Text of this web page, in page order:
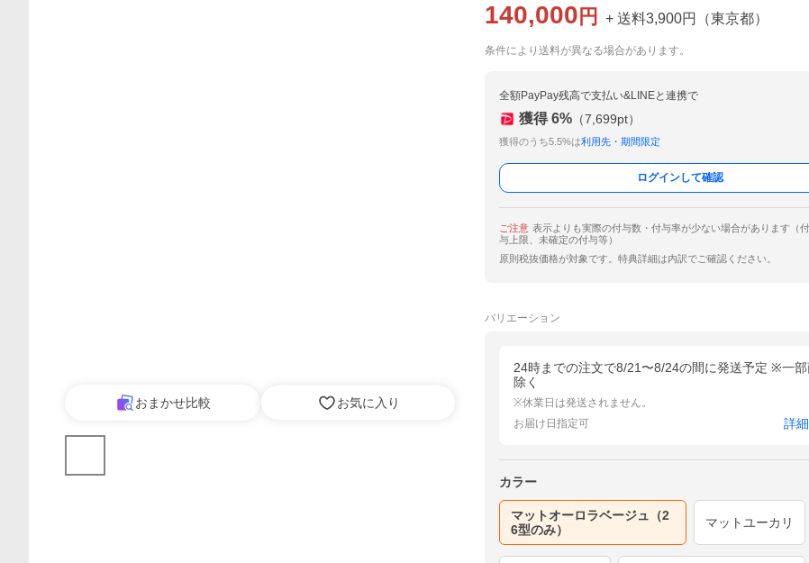
おまかせ比較 お気に入り
140,000 円 + 送料3,900円 （東京都）
条件により送料が異なる場合があります。
全額PayPay残高で支払い&LINEと連携で
獲得 6% （7,699pt）
獲得のうち5.5%は利用先・期間限定
ログインして確認
ご注意 表示よりも実際の付与数・付与率が少ない場合があります（付
与上限、未確定の付与等）
原則税抜価格が対象です。特典詳細は内訳でご確認ください。
バリエーション
24時までの注文で8/21〜8/24の間に発送予定 ※一部
除く
※休業日は発送されません。
お届け日指定可
詳
カラー
マットオーロラベージュ（2
6型のみ）
マットユーカリ